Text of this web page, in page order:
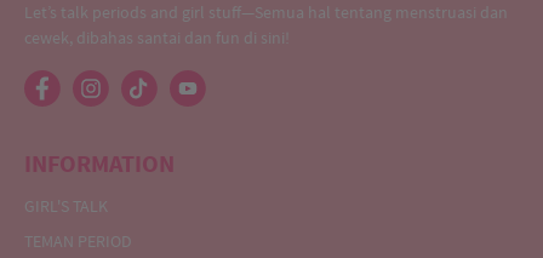
Let’s talk periods and girl stuff—Semua hal tentang menstruasi dan
cewek, dibahas santai dan fun di sini!
INFORMATION
GIRL'S TALK
TEMAN PERIOD